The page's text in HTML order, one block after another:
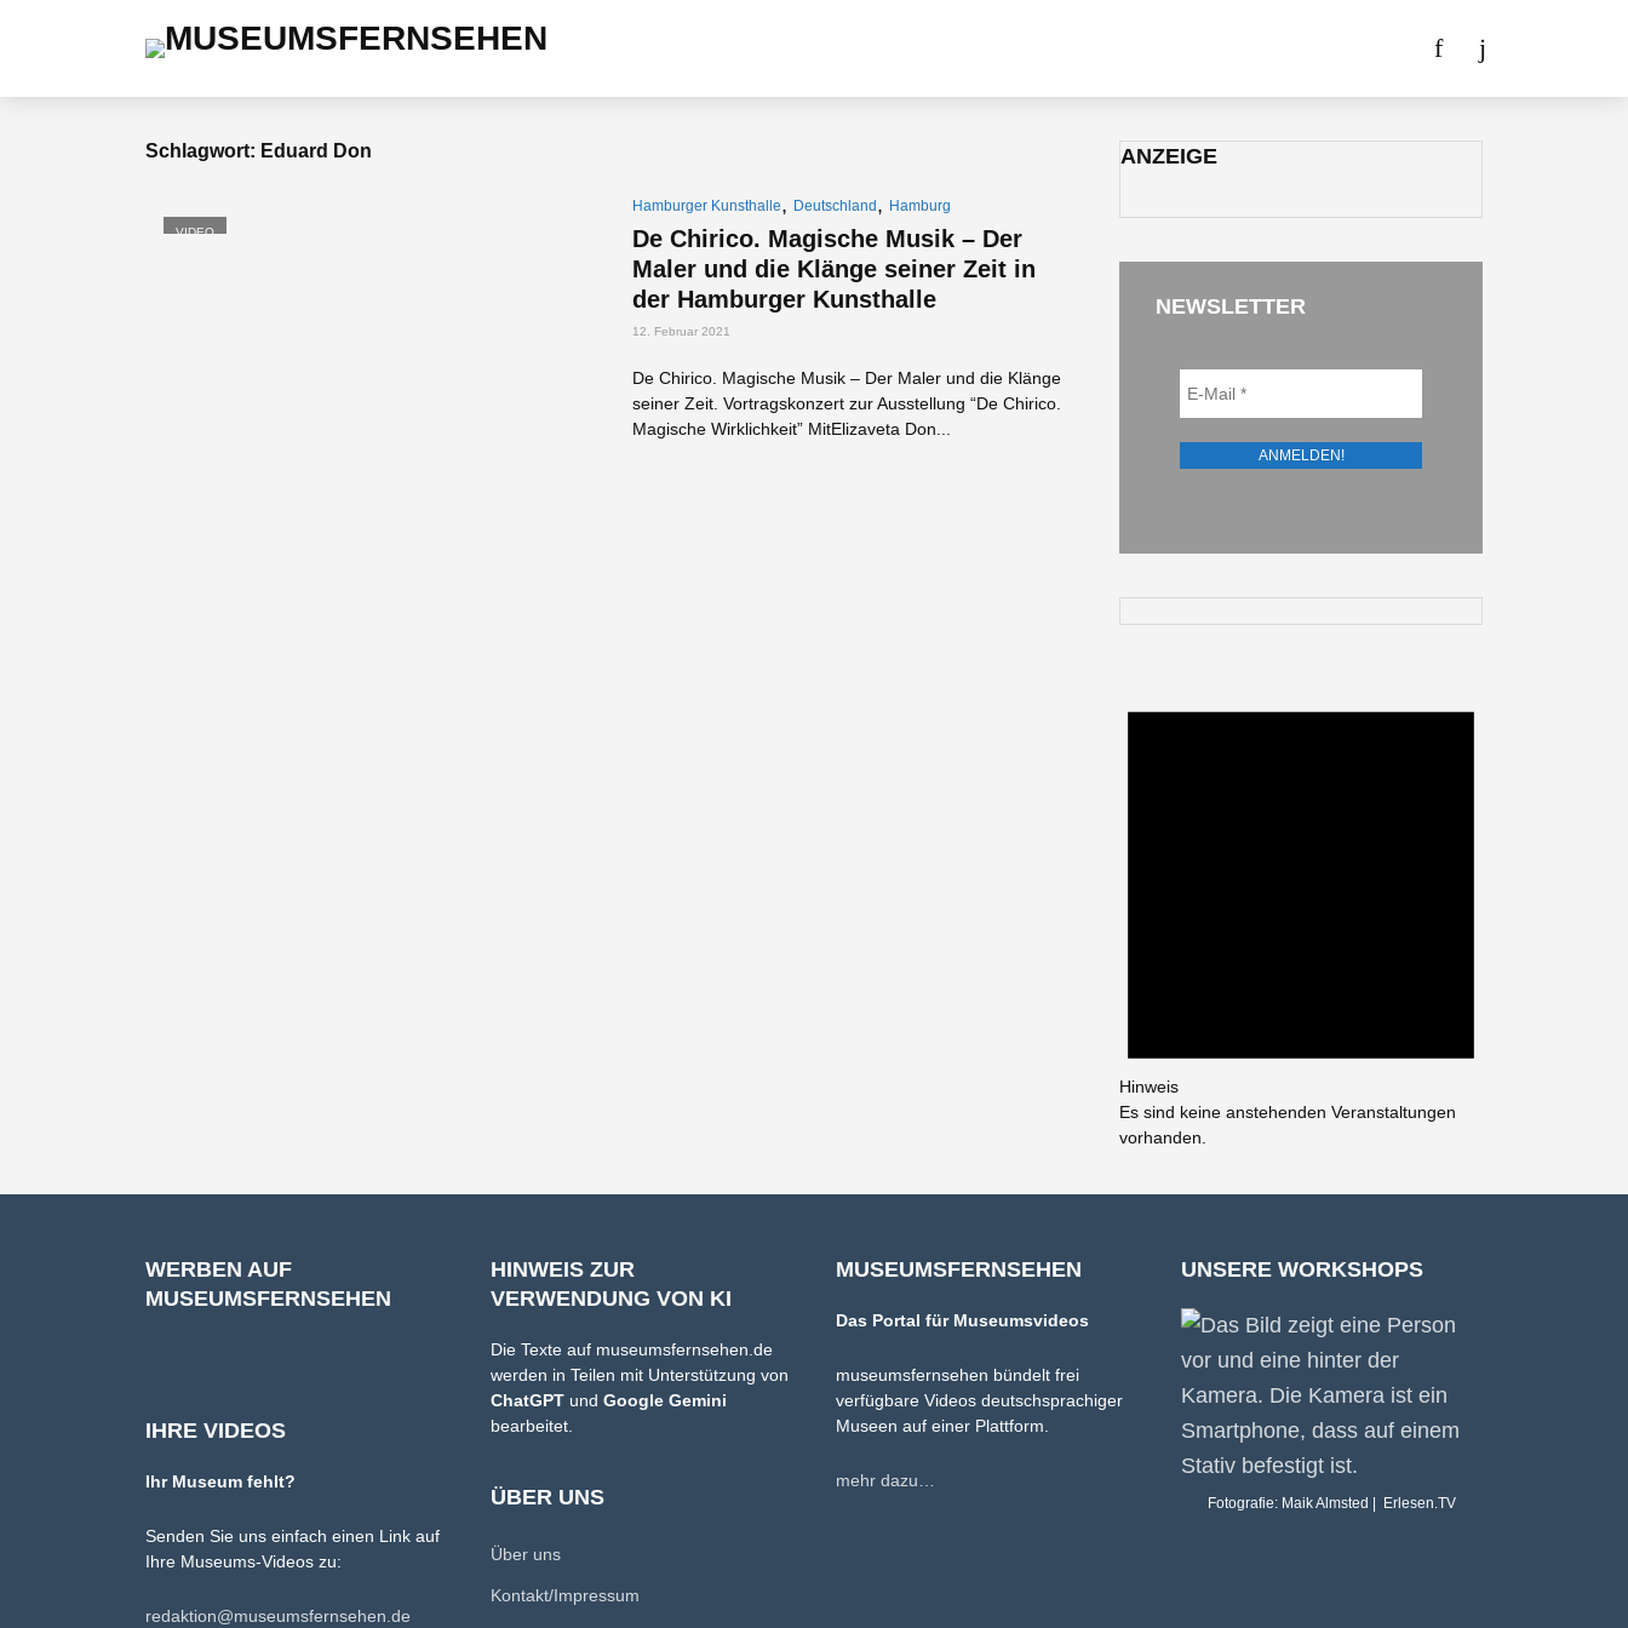
Schlagwort: Eduard Don
VIDEO
Hamburger Kunsthalle, Deutschland , Hamburg
De Chirico. Magische Musik – Der
Maler und die Klänge seiner Zeit in
der Hamburger Kunsthalle
12. Februar 2021
De Chirico. Magische Musik – Der Maler und die Klänge
seiner Zeit. Vortragskonzert zur Ausstellung “De Chirico.
Magische Wirklichkeit” MitElizaveta Don...
ANZEIGE
NEWSLETTER
Hinweis
Es sind keine anstehenden Veranstaltungen
vorhanden.
WERBEN AUF
MUSEUMSFERNSEHEN
IHRE VIDEOS
Ihr Museum fehlt?
Senden Sie uns einfach einen Link auf
Ihre Museums-Videos zu:
redaktion@museumsfernsehen.de
HINWEIS ZUR
VERWENDUNG VON KI
Die Texte auf museumsfernsehen.de
werden in Teilen mit Unterstützung von
ChatGPT und Google Gemini
bearbeitet.
ÜBER UNS
Über uns
Kontakt/Impressum
MUSEUMSFERNSEHEN
Das Portal für Museumsvideos
museumsfernsehen bündelt frei
verfügbare Videos deutschsprachiger
Museen auf einer Plattform.
mehr dazu…
UNSERE WORKSHOPS
Fotografie: Maik Almsted | Erlesen.TV